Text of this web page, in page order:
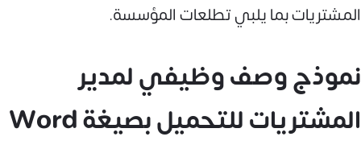
المشتريات بما يلبي تطلعات المؤسسة.
نموذج وصف وظيفي لمدير
المشتريات للتحميل بصيغة Word